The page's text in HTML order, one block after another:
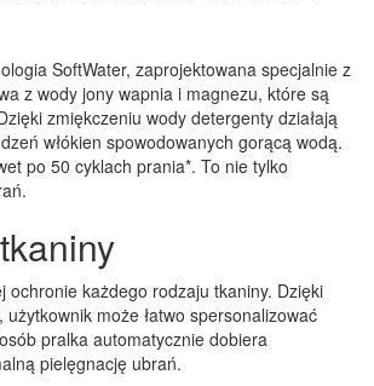
SoftWater, zaprojektowana specjalnie z
z wody jony wapnia i magnezu, które są
zmiękczeniu wody detergenty działają
włókien spowodowanych gorącą wodą.
po 50 cyklach prania*. To nie tylko
ochronie każdego rodzaju tkaniny. Dzięki
może łatwo spersonalizować
pralka automatycznie dobiera
pielęgnację ubrań.